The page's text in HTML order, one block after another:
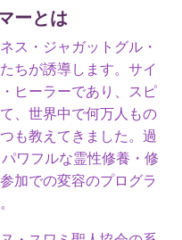
ーとは
ス・ジャガットグル・
ちが誘導します。サイ
ヒーラーであり、スピ
、世界中で何万人もの
も教えてきました。過
ワフルな霊性修養・修
加での変容のプログラ